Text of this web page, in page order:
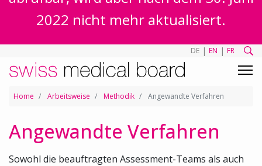
2022 nicht mehr aktualisiert.
DE | EN | FR
Home Arbeitsweise Methodik Angewandte Verfahren
Angewandte Verfahren
Sowohl die beauftragten Assessment-Teams als auch